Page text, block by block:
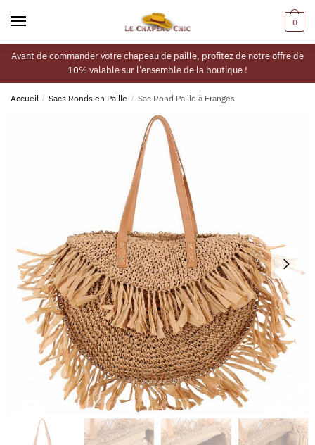
0
Avant de commander votre chapeau de paille, profitez de notre offre de
10% valable sur l’ensemble de la boutique !
Accueil / Sacs Ronds en Paille / Sac Rond Paille à Franges